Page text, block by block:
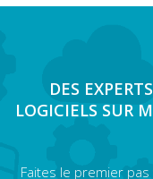
DES
LOGICIELS SUR
Faites le premier